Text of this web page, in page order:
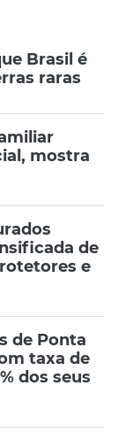
Brasil é
raras
mostra
de
e
de Ponta
taxa de
dos seus